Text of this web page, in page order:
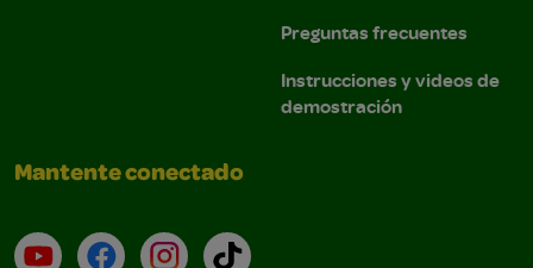
Preguntas frecuentes
Instrucciones y videos de
demostración
Mantente conectado
YouTube (en inglés)
Facebook (en inglés)
Instagram (en inglés)
TikTok